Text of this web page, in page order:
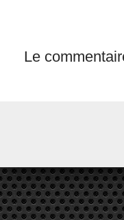
Le